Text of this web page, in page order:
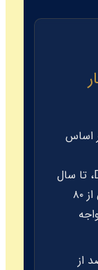
اساس
، تا سال
۲۰۳۰، هلند با کمبود بیش از ۸۰
درصد از